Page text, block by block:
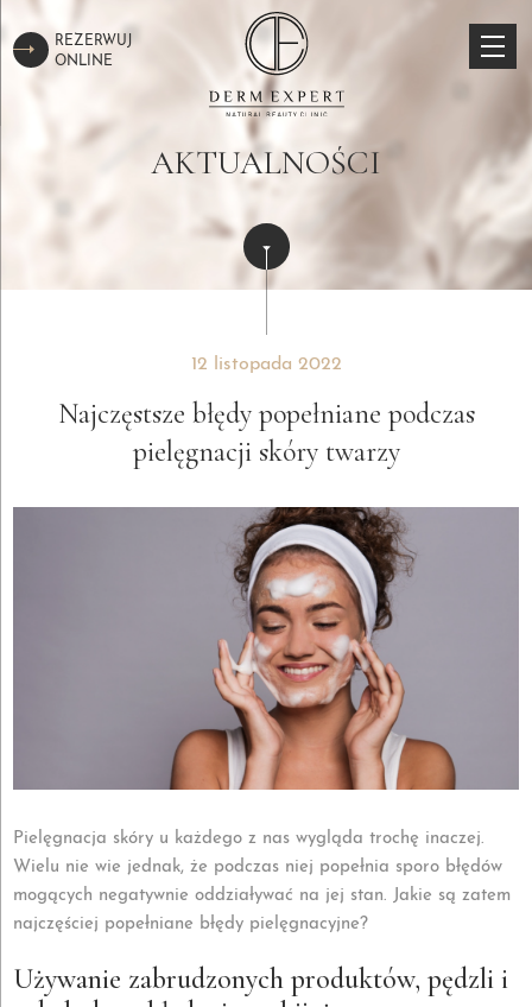
REZERWUJ
ONLINE
AKTUALNOŚCI
12 listopada 2022
Najczęstsze błędy popełniane podczas
pielęgnacji skóry twarzy
Pielęgnacja skóry u każdego z nas wygląda trochę inaczej.
Wielu nie wie jednak, że podczas niej popełnia sporo błędów
mogących negatywnie oddziaływać na jej stan. Jakie są zatem
najczęściej popełniane błędy pielęgnacyjne?
Używanie zabrudzonych produktów, pędzli i